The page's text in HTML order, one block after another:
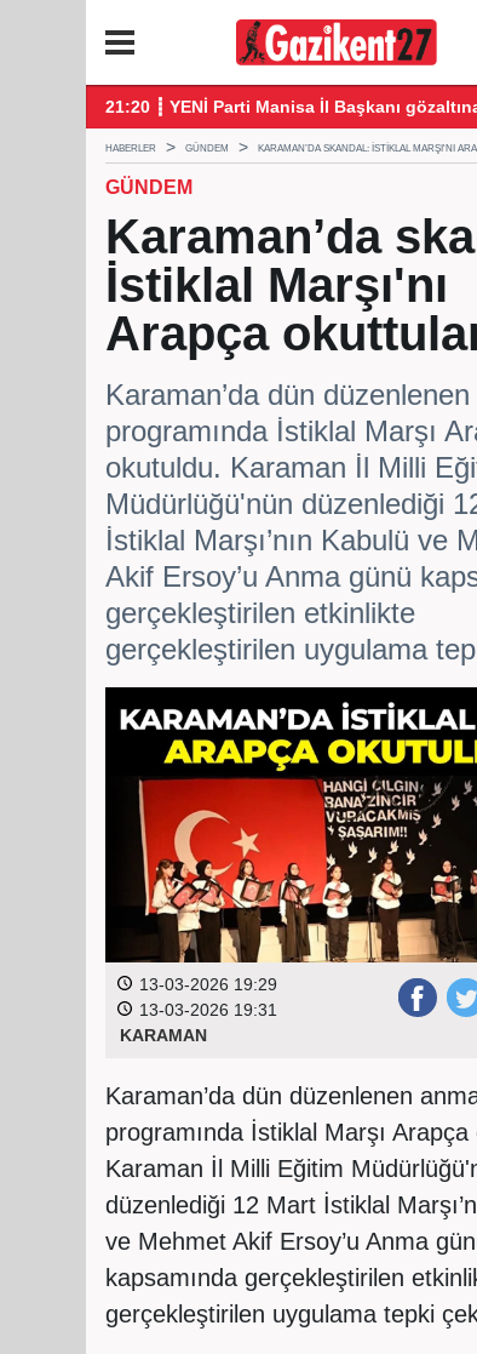
21:20 ┋ YENİ Parti Manisa İl Başkanı
HABERLER GÜNDEM KARAMAN’DA SKANDAL: İSTIKLAL MARŞI'NI
GÜNDEM
Karaman’da
İstiklal Marşı'nı
Arapça
Karaman’da dün
programında İstiklal Marşı
okutuldu. Karaman İl Milli
Müdürlüğü'nün düzenlediği
İstiklal Marşı’nın Kabulü ve
Akif Ersoy’u Anma günü
gerçekleştirilen etkinlikte
gerçekleştirilen uygulama
13-03-2026 19:29
13-03-2026 19:31
KARAMAN
Karaman’da dün düzenlenen
programında İstiklal Marşı Arapça
Karaman İl Milli Eğitim
düzenlediği 12 Mart İstiklal
ve Mehmet Akif Ersoy’u Anma
kapsamında gerçekleştirilen
gerçekleştirilen uygulama tepki